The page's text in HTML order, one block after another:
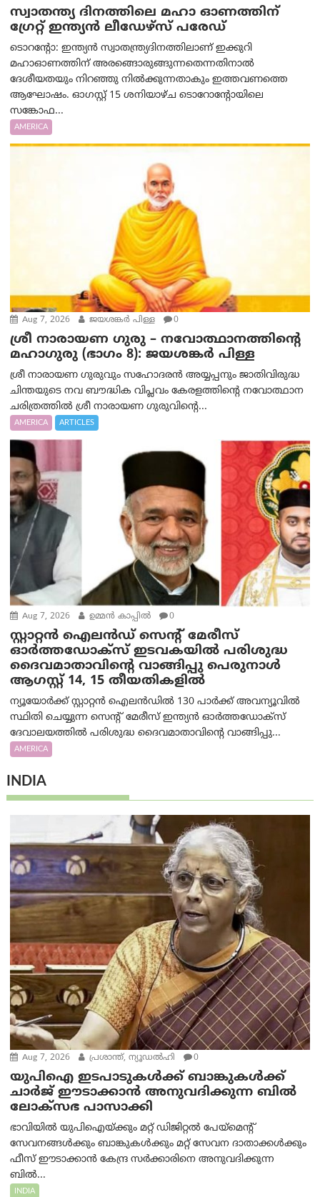
സ്വാതന്ത്യ ദിനത്തിലെ മഹാ ഓണത്തിന്
ഗ്രേറ്റ് ഇന്ത്യൻ ലീഡേഴ്സ് പരേഡ്
ടൊറന്റോ: ഇന്ത്യൻ സ്വാതന്ത്ര്യദിനത്തിലാണ് ഇക്കുറി
മഹാഓണത്തിന് അരങ്ങൊരുങ്ങുന്നതെന്നതിനാൽ
ദേശീയതയും നിറഞ്ഞു നിൽക്കുന്നതാകും ഇത്തവണത്തെ
ആഘോഷം. ഓഗസ്റ്റ് 15 ശനിയാഴ്ച ടൊറോന്റോയിലെ
സങ്കോഫ...
AMERICA
Aug 7, 2026 ജയശങ്കര്‍ പിള്ള 0
ശ്രീ നാരായണ ഗുരു – നവോത്ഥാനത്തിന്റെ
മഹാഗുരു (ഭാഗം 8): ജയശങ്കര്‍ പിള്ള
ശ്രീ നാരായണ ഗുരുവും സഹോദരൻ അയ്യപ്പനും ജാതിവിരുദ്ധ
ചിന്തയുടെ നവ ബൗദ്ധിക വിപ്ലവം കേരളത്തിന്റെ നവോത്ഥാന
ചരിത്രത്തിൽ ശ്രീ നാരായണ ഗുരുവിന്റെ...
AMERICA ARTICLES
Aug 7, 2026 ഉമ്മന്‍ കാപ്പില്‍ 0
സ്റ്റാറ്റൻ ഐലൻഡ് സെന്റ് മേരീസ്
ഓർത്തഡോക്സ് ഇടവകയിൽ പരിശുദ്ധ
ദൈവമാതാവിന്റെ വാങ്ങിപ്പു പെരുനാൾ
ആഗസ്റ്റ് 14, 15 തീയതികളിൽ
ന്യൂയോർക്ക് സ്റ്റാറ്റൻ ഐലൻഡിൽ 130 പാർക്ക് അവന്യൂവിൽ
സ്ഥിതി ചെയ്യുന്ന സെന്റ് മേരീസ് ഇന്ത്യൻ ഓർത്തഡോക്സ്
ദേവാലയത്തിൽ പരിശുദ്ധ ദൈവമാതാവിന്റെ വാങ്ങിപ്പു...
AMERICA
INDIA
Aug 7, 2026 പ്രശാന്ത്, ന്യൂഡല്‍ഹി 0
യുപിഐ ഇടപാടുകൾക്ക് ബാങ്കുകൾക്ക്
ചാർജ് ഈടാക്കാൻ അനുവദിക്കുന്ന ബിൽ
ലോക്‌സഭ പാസാക്കി
ഭാവിയിൽ യുപിഐയ്ക്കും മറ്റ് ഡിജിറ്റൽ പേയ്‌മെന്റ്
സേവനങ്ങൾക്കും ബാങ്കുകൾക്കും മറ്റ് സേവന ദാതാക്കൾക്കും
ഫീസ് ഈടാക്കാൻ കേന്ദ്ര സർക്കാരിനെ അനുവദിക്കുന്ന
ബിൽ...
INDIA